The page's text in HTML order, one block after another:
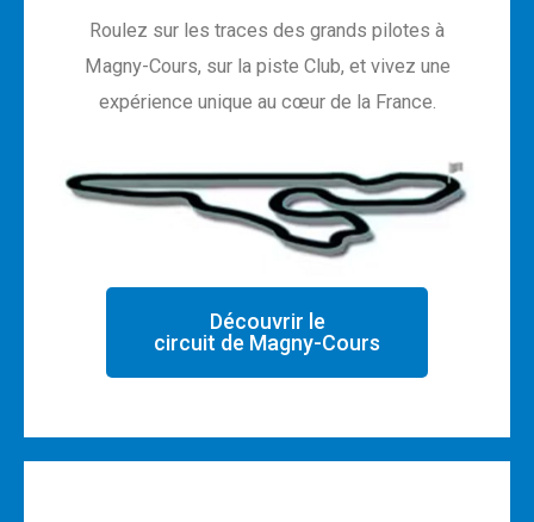
Roulez sur les traces des grands pilotes à
Magny-Cours, sur la piste Club, et vivez une
expérience unique au cœur de la France.
Découvrir le
circuit de Magny-Cours